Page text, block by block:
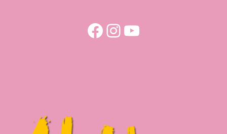
Facebook
Instagram
YouTube